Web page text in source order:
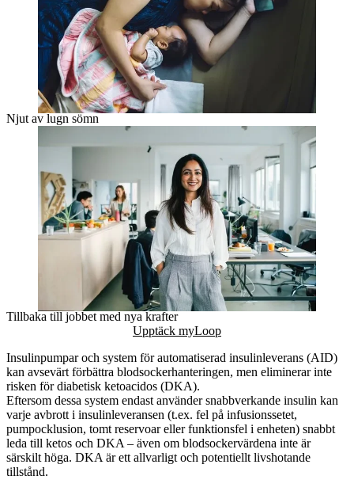
Njut av lugn sömn
Tillbaka till jobbet med nya krafter
Upptäck myLoop
Insulinpumpar och system för automatiserad insulinleverans (AID)
kan avsevärt förbättra blodsockerhanteringen, men eliminerar inte
risken för diabetisk ketoacidos (DKA).
Eftersom dessa system endast använder snabbverkande insulin kan
varje avbrott i insulinleveransen (t.ex. fel på infusionssetet,
pumpocklusion, tomt reservoar eller funktionsfel i enheten) snabbt
leda till ketos och DKA – även om blodsockervärdena inte är
särskilt höga. DKA är ett allvarligt och potentiellt livshotande
tillstånd.